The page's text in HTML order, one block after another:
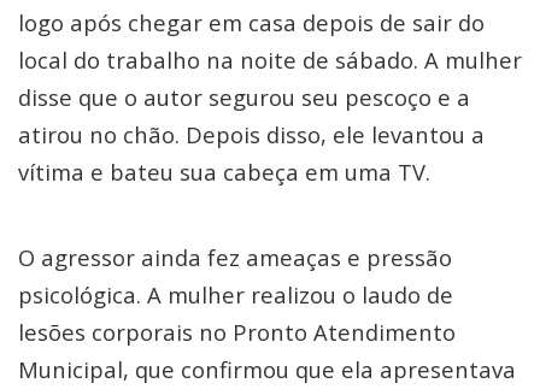
logo após chegar em casa depois de sair do
local do trabalho na noite de sábado. A mulher
disse que o autor segurou seu pescoço e a
atirou no chão. Depois disso, ele levantou a
vítima e bateu sua cabeça em uma TV.
O agressor ainda fez ameaças e pressão
psicológica. A mulher realizou o laudo de
lesões corporais no Pronto Atendimento
Municipal, que confirmou que ela apresentava